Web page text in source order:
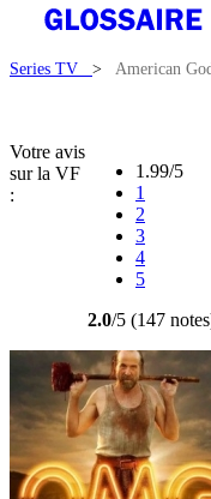
Series TV > American
Votre avis
sur la VF
:
1.99/5
1
2
3
4
5
2.0/5 (147